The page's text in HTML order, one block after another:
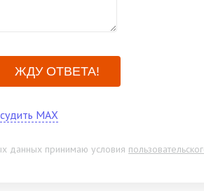
ЖДУ ОТВЕТА!
MAX
данных принимаю условия